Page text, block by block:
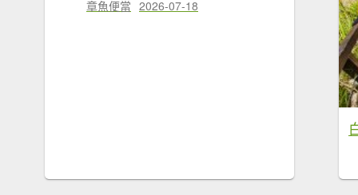
章魚便當 2026-07-18